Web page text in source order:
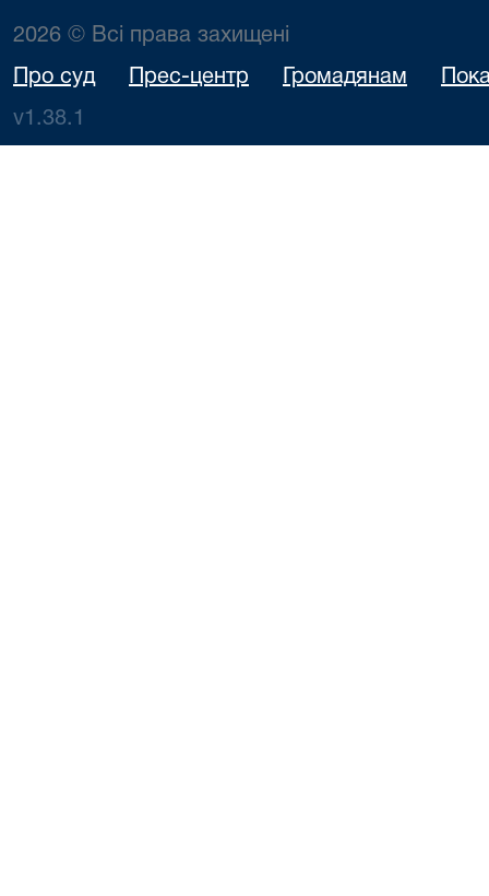
2026 © Всі права захищені
Про суд Прес-центр Громадянам
v1.38.1